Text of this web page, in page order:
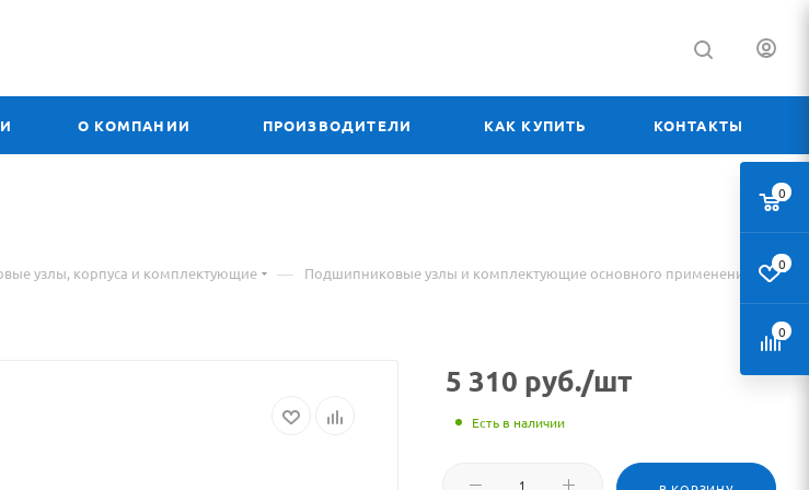
О КОМПАНИИ ПРОИЗВОДИТЕЛИ КАК КУПИТЬ КОНТАКТЫ
узлы, корпуса и комплектующие — Подшипниковые узлы и комплектующие основного применения
5 310 руб./шт
Есть в наличии
0
0
0